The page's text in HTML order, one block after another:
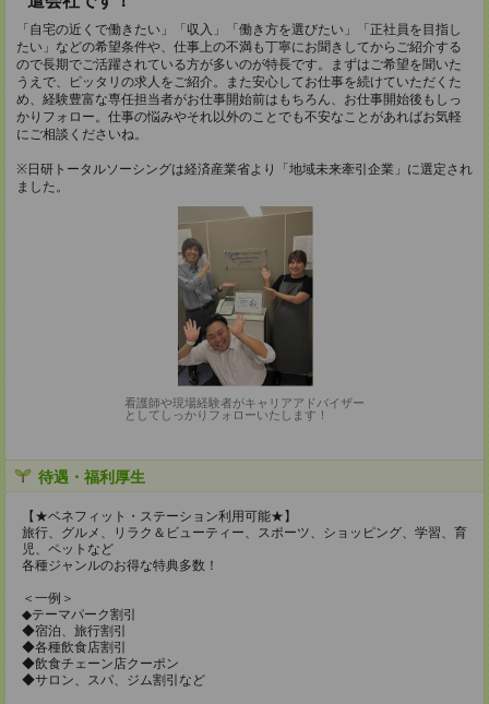
「自宅の近くで働きたい」「収入」「働き方を選びたい」「正社員を目指し
たい」などの希望条件や、仕事上の不満も丁寧にお聞きしてからご紹介する
ので長期でご活躍されている方が多いのが特長です。まずはご希望を聞いた
うえで、ピッタリの求人をご紹介。また安心してお仕事を続けていただくた
め、経験豊富な専任担当者がお仕事開始前はもちろん、お仕事開始後もしっ
かりフォロー。仕事の悩みやそれ以外のことでも不安なことがあればお気軽
にご相談くださいね。
※日研トータルソーシングは経済産業省より「地域未来牽引企業」に選定され
ました。
看護師や現場経験者がキャリアアドバイザー
としてしっかりフォローいたします！
待遇・福利厚生
【★ベネフィット・ステーション利用可能★】
旅行、グルメ、リラク＆ビューティー、スポーツ、ショッピング、学習、育
児、ペットなど
各種ジャンルのお得な特典多数！
＜一例＞
◆テーマパーク割引
◆宿泊、旅行割引
◆各種飲食店割引
◆飲食チェーン店クーポン
◆サロン、スパ、ジム割引など